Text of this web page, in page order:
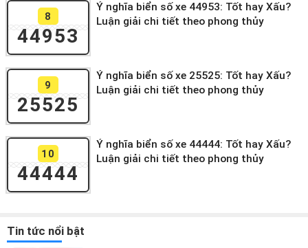
8
44953
Ý nghĩa biển số xe 44953: Tốt hay Xấu?
Luận giải chi tiết theo phong thủy
9
25525
Ý nghĩa biển số xe 25525: Tốt hay Xấu?
Luận giải chi tiết theo phong thủy
10
44444
Ý nghĩa biển số xe 44444: Tốt hay Xấu?
Luận giải chi tiết theo phong thủy
Tin tức nổi bật